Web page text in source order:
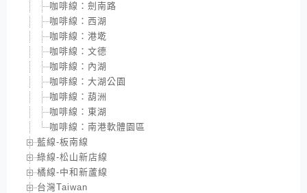
咖啡線：劍南路
咖啡線：西湖
咖啡線：港墘
咖啡線：文德
咖啡線：內湖
咖啡線：大湖公園
咖啡線：葫洲
咖啡線：東湖
咖啡線：南港軟體園區
藍線-板南線
綠線-松山新店線
橘線-中和新蘆線
台灣Taiwan